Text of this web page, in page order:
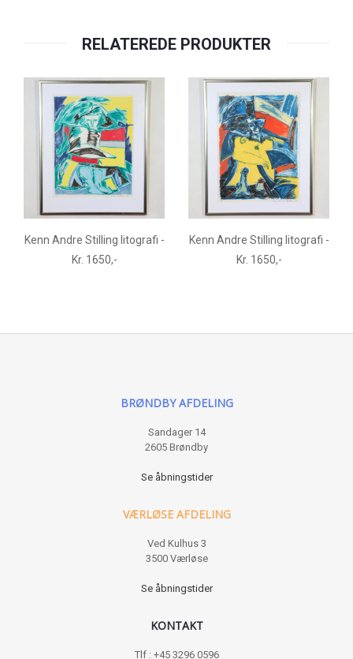
RELATEREDE PRODUKTER
Kenn Andre Stilling litografi -
Kr. 1650,-
Kenn Andre Stilling litografi -
Kr. 1650,-
BRØNDBY AFDELING
Sandager 14
2605 Brøndby
Se åbningstider
VÆRLØSE AFDELING
Ved Kulhus 3
3500 Værløse
Se åbningstider
KONTAKT
Tlf : +45 3296 0596